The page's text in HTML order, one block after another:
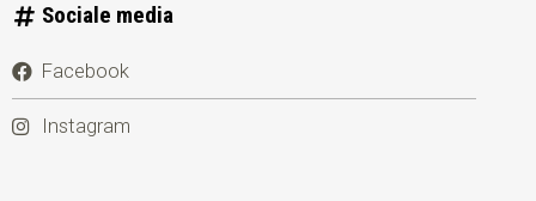
Sociale media
Facebook
Instagram